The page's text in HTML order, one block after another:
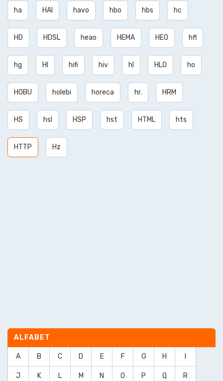
ha HAI havo hbo hbs hc
HD HDSL heao HEMA HEO hfl
hg HI hifi hiv hl HLO ho
HOBU holebi horeca hr. HRM
HS hsl HSP hst HTML hts
HTTP Hz
ALFABET
A B C D E F G H
J K L M N O P Q R